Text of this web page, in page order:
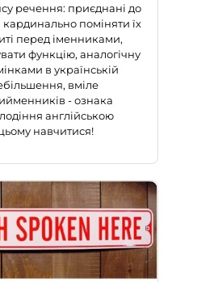
речення: приєднані до
кардинально поміняти їх
перед іменниками,
функцію, аналогічну
в українській
вміле
- ознака
англійською
навчитися!